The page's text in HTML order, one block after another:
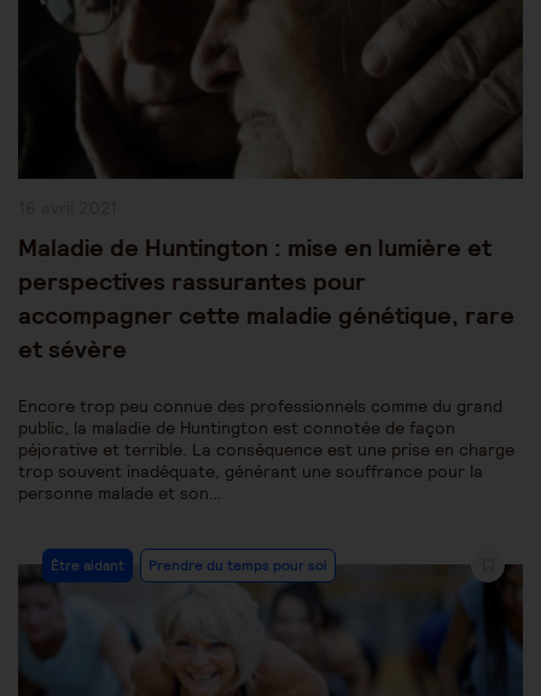
Maladie de Huntington : mise en lumière et
perspectives rassurantes pour
accompagner cette maladie génétique, rare
et sévère
Encore trop peu connue des professionnels comme du grand
public, la maladie de Huntington est connotée de façon
péjorative et terrible. La conséquence est une prise en charge
trop souvent inadéquate, générant une souffrance pour la
personne malade et son…
Post
Category:
Être aidant Prendre du temps pour soi